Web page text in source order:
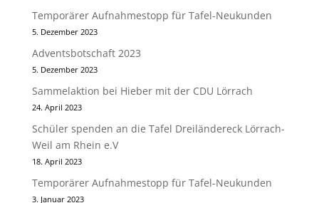
Temporärer Aufnahmestopp für Tafel-Neukunden
5. Dezember 2023
Adventsbotschaft 2023
5. Dezember 2023
Sammelaktion bei Hieber mit der CDU Lörrach
24. April 2023
Schüler spenden an die Tafel Dreiländereck Lörrach-
Weil am Rhein e.V
18. April 2023
Temporärer Aufnahmestopp für Tafel-Neukunden
3. Januar 2023